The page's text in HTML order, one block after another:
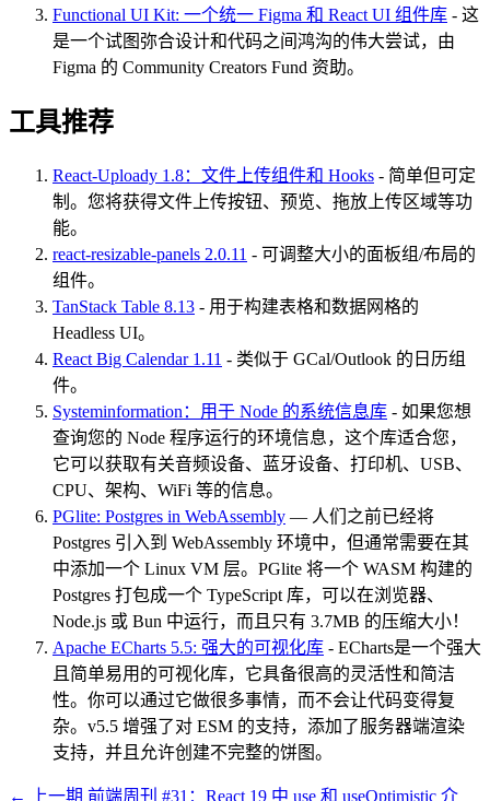
Functional UI Kit: 一个统一 Figma 和 React UI 组件库 - 这
是一个试图弥合设计和代码之间鸿沟的伟大尝试，由
Figma 的 Community Creators Fund 资助。
工具推荐
React-Uploady 1.8：文件上传组件和 Hooks - 简单但可定
制。您将获得文件上传按钮、预览、拖放上传区域等功
能。
react-resizable-panels 2.0.11 - 可调整大小的面板组/布局的
组件。
TanStack Table 8.13 - 用于构建表格和数据网格的
Headless UI。
React Big Calendar 1.11 - 类似于 GCal/Outlook 的日历组
件。
Systeminformation：用于 Node 的系统信息库 - 如果您想
查询您的 Node 程序运行的环境信息，这个库适合您，
它可以获取有关音频设备、蓝牙设备、打印机、USB、
CPU、架构、WiFi 等的信息。
PGlite: Postgres in WebAssembly — 人们之前已经将
Postgres 引入到 WebAssembly 环境中，但通常需要在其
中添加一个 Linux VM 层。PGlite 将一个 WASM 构建的
Postgres 打包成一个 TypeScript 库，可以在浏览器、
Node.js 或 Bun 中运行，而且只有 3.7MB 的压缩大小！
Apache ECharts 5.5: 强大的可视化库 - ECharts是一个强大
且简单易用的可视化库，它具备很高的灵活性和简洁
性。你可以通过它做很多事情，而不会让代码变得复
杂。v5.5 增强了对 ESM 的支持，添加了服务器端渲染
支持，并且允许创建不完整的饼图。
← 上一期 前端周刊 #31：React 19 中 use 和 useOptimistic 介